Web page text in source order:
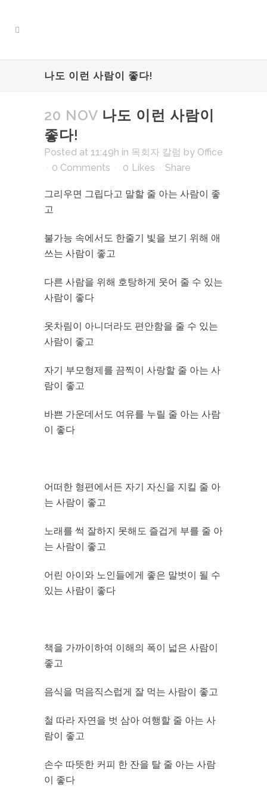
나도 이런 사람이 좋다!
20 NOV 나도 이런 사람이
좋다!
Posted at 11:49h in 목회자 칼럼 by Office
0 Comments
0 Likes Share
그리우면 그립다고 말할 줄 아는 사람이 좋
고
불가능 속에서도 한줄기 빛을 보기 위해 애
쓰는 사람이 좋고
다른 사람을 위해 호탕하게 웃어 줄 수 있는
사람이 좋다
옷차림이 아니더라도 편안함을 줄 수 있는
사람이 좋고
자기 부모형제를 끔찍이 사랑할 줄 아는 사
람이 좋고
바쁜 가운데서도 여유를 누릴 줄 아는 사람
이 좋다
어떠한 형편에서든 자기 자신을 지킬 줄 아
는 사람이 좋고
노래를 썩 잘하지 못해도 즐겁게 부를 줄 아
는 사람이 좋고
어린 아이와 노인들에게 좋은 말벗이 될 수
있는 사람이 좋다
책을 가까이하여 이해의 폭이 넓은 사람이
좋고
음식을 먹음직스럽게 잘 먹는 사람이 좋고
철 따라 자연을 벗 삼아 여행할 줄 아는 사
람이 좋고
손수 따뜻한 커피 한 잔을 탈 줄 아는 사람
이 좋다